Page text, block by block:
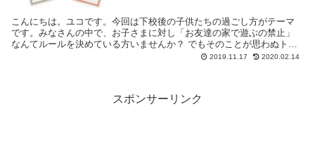
こんにちは。ユコです。今回は下校後の子供たちの過ごし方がテーマ
です。みなさんの中で、お子さまに対し「お友達の家で遊ぶの禁止」
なんてルールを決めている方いませんか？ でもそのことが思わぬトラ
ブルを引き起こすこともあるんです。何がいけないのか、...
2019.11.17 2020.02.14
スポンサーリンク